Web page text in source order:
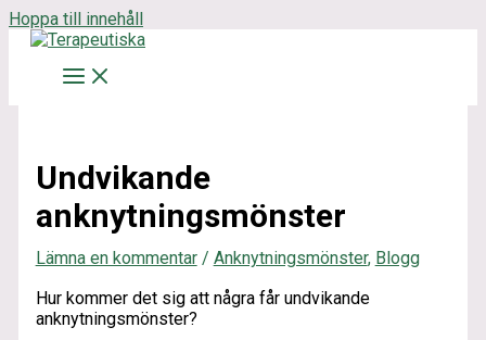
Hoppa till innehåll
Undvikande
anknytningsmönster
Lämna en kommentar / Anknytningsmönster, Blogg
Hur kommer det sig att några får undvikande
anknytningsmönster?